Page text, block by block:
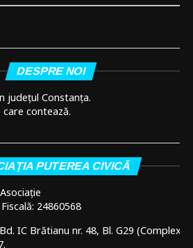
DESPRE NOI
județul Constanța.
contează.
PUTEREA CIVICĂ
24860568
IC Brătianu nr. 48, Bl. G29 (Complex